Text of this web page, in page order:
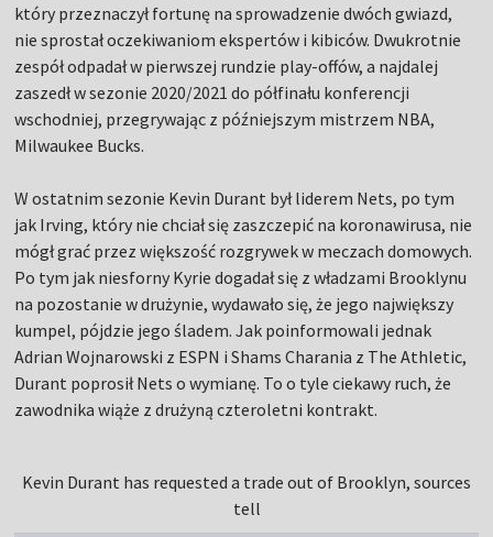
który przeznaczył fortunę na sprowadzenie dwóch gwiazd,
nie sprostał oczekiwaniom ekspertów i kibiców. Dwukrotnie
zespół odpadał w pierwszej rundzie play-offów, a najdalej
zaszedł w sezonie 2020/2021 do półfinału konferencji
wschodniej, przegrywając z późniejszym mistrzem NBA,
Milwaukee Bucks.
W ostatnim sezonie Kevin Durant był liderem Nets, po tym
jak Irving, który nie chciał się zaszczepić na koronawirusa, nie
mógł grać przez większość rozgrywek w meczach domowych.
Po tym jak niesforny Kyrie dogadał się z władzami Brooklynu
na pozostanie w drużynie, wydawało się, że jego największy
kumpel, pójdzie jego śladem. Jak poinformowali jednak
Adrian Wojnarowski z ESPN i Shams Charania z The Athletic,
Durant poprosił Nets o wymianę. To o tyle ciekawy ruch, że
zawodnika wiąże z drużyną czteroletni kontrakt.
Kevin Durant has requested a trade out of Brooklyn, sources
tell